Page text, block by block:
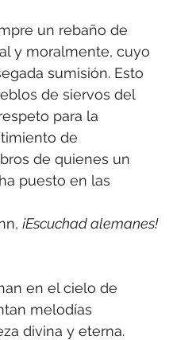
un rebaño de
y moralmente, cuyo
sumisión. Esto
de siervos del
para la
de
de quienes un
puesto en las
¡Escuchad alemanes!
en el cielo de
melodías
divina y eterna.